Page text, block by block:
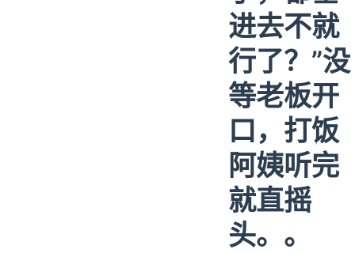
进去不就
行了？”没
等老板开
口，打饭
阿姨听完
就直摇
头。。